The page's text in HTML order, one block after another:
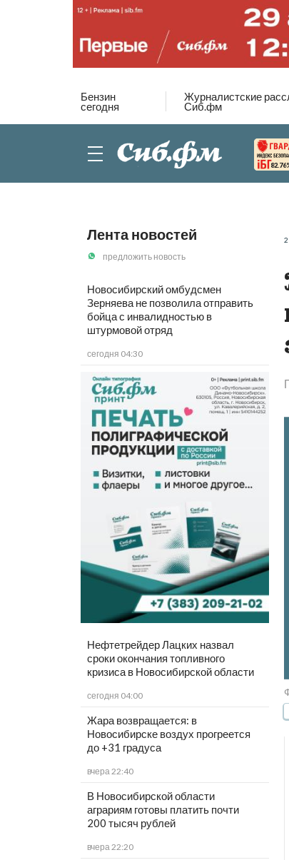
Бензин
сегодня
Журналистские
Сиб.фм
Лента новостей
предложить новость
Новосибирский омбудсмен
Зерняева не позволила отправить
бойца с инвалидностью в
штурмовой отряд
сегодня 04:30
Нефтетрейдер Лацких назвал
сроки окончания топливного
кризиса в Новосибирской области
сегодня 04:00
Жара возвращается: в
Новосибирске воздух прогреется
до +31 градуса
вчера 22:40
В Новосибирской области
аграриям готовы платить почти
200 тысяч рублей
вчера 22:20